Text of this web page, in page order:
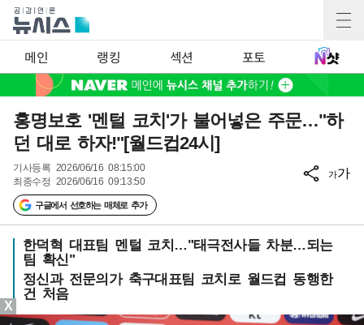
메인 랭킹 섹션 포토
홍명보호 '멘털 코치'가 불어넣은 주문…"하
던 대로 하자!"[월드컵24시]
기사등록 2026/06/16 08:15:00
최종수정 2026/06/16 09:13:50
구글에서 선호하는 매체로 추가
가가
한덕혁 대표팀 멘털 코치…"태극전사들 차분…되는
팀 확신"
정신과 전문의가 축구대표팀 코치로 월드컵 동행한
건 처음
X